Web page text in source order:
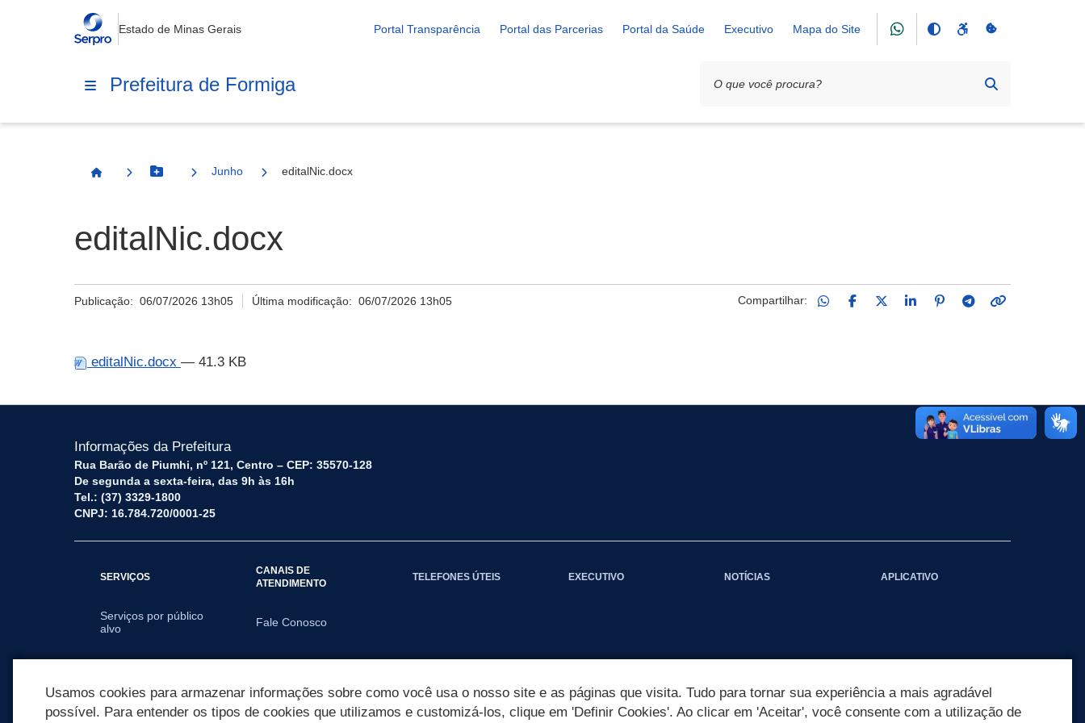
Estado de Minas Gerais Portal Transparência Portal das Parcerias Portal da Saúde Executivo Mapa do Site
Prefeitura de Formiga
Página InicialBotão Menu
Junho editalNic.docx
editalNic.docx
Publicação: 06/07/2026 13h05 Última modificação:06/07/2026 13h05 Compartilhar:
editalNic.docx — 41.3 KB
Informações da Prefeitura
Rua Barão de Piumhi, nº 121, Centro – CEP: 35570-128
De segunda a sexta-feira, das 9h às 16h
Tel.: (37) 3329-1800
CNPJ: 16.784.720/0001-25
SERVIÇOS
Serviços por público
alvo
CANAIS DE
ATENDIMENTO
Fale Conosco
TELEFONES ÚTEIS EXECUTIVO NOTÍCIAS APLICATIVO
Usamos cookies para armazenar informações sobre como você usa o nosso site e as páginas que visita. Tudo para tornar sua experiência a mais agradável
possível. Para entender os tipos de cookies que utilizamos e customizá-los, clique em 'Definir Cookies'. Ao clicar em 'Aceitar', você consente com a utilização de